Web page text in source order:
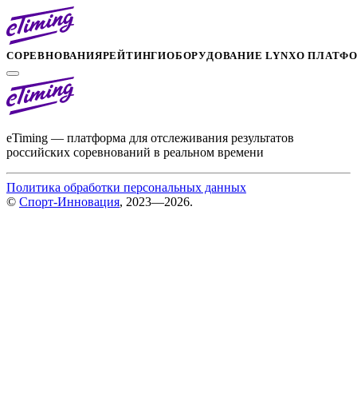
СОРЕВНОВАНИЯРЕЙТИНГИОБОРУДОВАНИЕ LYNXО
eTiming — платформа для отслеживания результатов
российских соревнований в реальном времени
Политика обработки персональных данных
© Спорт-Инновация, 2023—2026.